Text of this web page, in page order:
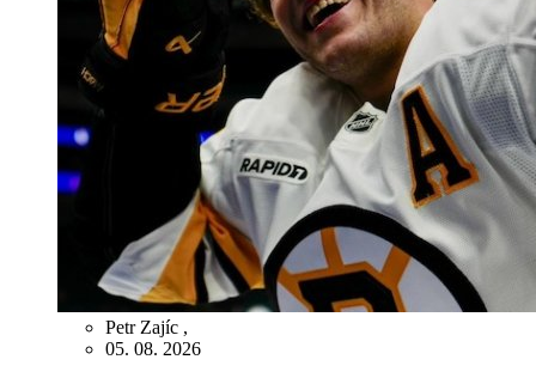
Petr Zajíc ,
05. 08. 2026